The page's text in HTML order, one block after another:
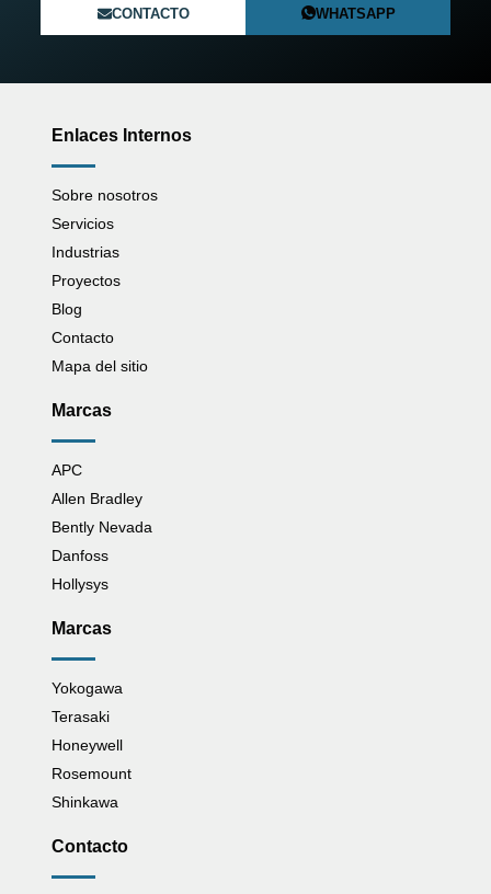
CONTACTO WHATSAPP
Enlaces Internos
Sobre nosotros
Servicios
Industrias
Proyectos
Blog
Contacto
Mapa del sitio
Marcas
APC
Allen Bradley
Bently Nevada
Danfoss
Hollysys
Marcas
Yokogawa
Terasaki
Honeywell
Rosemount
Shinkawa
Contacto